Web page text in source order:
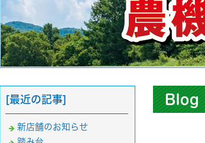
Blog
[最近の記事]
新店舗のお知らせ